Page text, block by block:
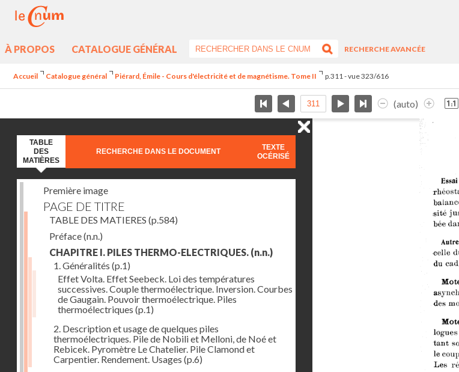
À PROPOS CATALOGUE GÉNÉRAL
RECHERCHE AVANCÉE
Accueil Catalogue général Piérard, Émile - Cours d'électricité et de magnétisme. Tome II p.311 - vue 323/616
(auto)
TABLE
DES
MATIÈRES
RECHERCHE DANS LE DOCUMENT
TEXTE
OCÉRISÉ
Première image
PAGE DE TITRE
TABLE DES MATIERES (p.584)
Préface(n.n.)
CHAPITRE I. PILES THERMO-ELECTRIQUES. (n.n.)
1. Généralités (p.1)
Effet Volta. Effet Seebeck. Loi des températures
successives. Couple thermoélectrique. Inversion. Courbes
de Gaugain. Pouvoir thermoélectrique. Piles
thermoélectriques (p.1)
2. Description et usage de quelques piles
thermoélectriques. Pile de Nobili et Melloni, de Noé et
Rebicek. Pyromètre Le Chatelier. Pile Clamond et
Carpentier. Rendement. Usages (p.6)